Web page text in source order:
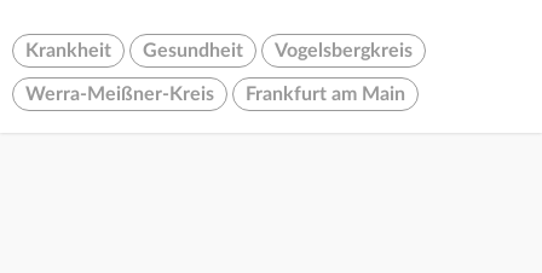
Krankheit Gesundheit Vogelsbergkreis
Werra-Meißner-Kreis Frankfurt am Main